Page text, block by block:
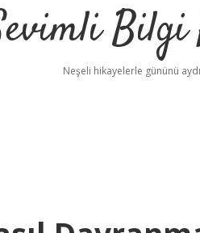
Bilgi
Neşeli hikayelerle gününü